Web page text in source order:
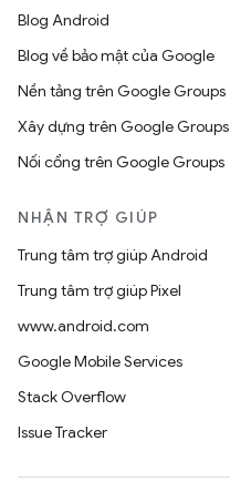
Blog Android
Blog về bảo mật của Google
Nền tảng trên Google Groups
Xây dựng trên Google Groups
Nối cổng trên Google Groups
NHẬN TRỢ GIÚP
Trung tâm trợ giúp Android
Trung tâm trợ giúp Pixel
www.android.com
Google Mobile Services
Stack Overflow
Issue Tracker